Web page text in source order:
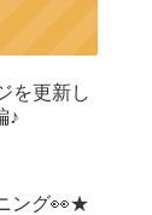
を更新し
♪
ング👀★